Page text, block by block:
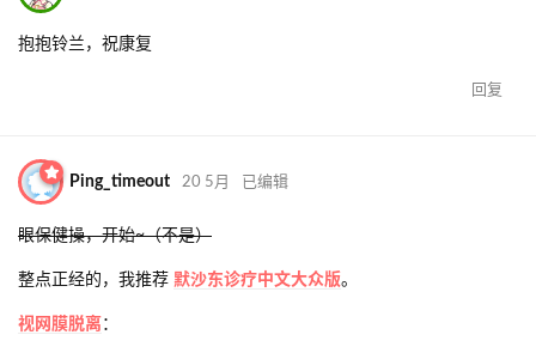
抱抱铃兰，祝康复
回复
Ping_timeout 20 5月 已编辑
眼保健操，开始~（不是）
整点正经的，我推荐 默沙东诊疗中文大众版。
视网膜脱离 ：